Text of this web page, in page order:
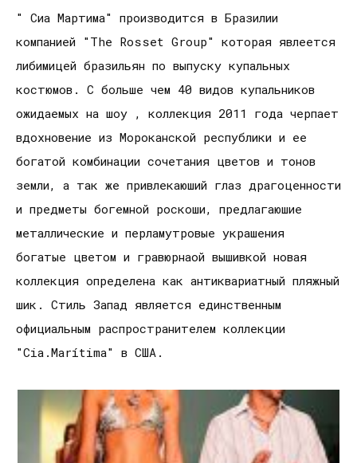
" Сиа Мартима" производится в Бразилии
компанией "The Rosset Group" которая явлеется
либимицей бразильян по выпуску купальных
костюмов. С больше чем 40 видов купальников
ожидаемых на шоу , коллекция 2011 года черпает
вдохновение из Мороканской республики и ее
богатой комбинации сочетания цветов и тонов
земли, а так же привлекаюший глаз драгоценности
и предметы богемной роскоши, предлагаюшие
металлические и перламутровые украшения
богатые цветом и гравюрнаой вышивкой новая
коллекция определена как антиквариатный пляжный
шик. Стиль Запад является единственным
официальным распространителем коллекции
"Cia.Marítima" в США.